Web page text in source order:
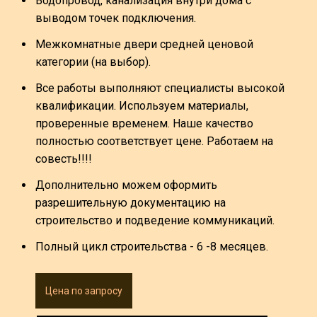
выводом точек подключения.
Межкомнатные двери средней ценовой
категории (на выбор).
Все работы выполняют специалисты высокой
квалификации. Используем материалы,
проверенные временем. Наше качество
полностью соответствует цене. Работаем на
совесть!!!!
Дополнительно можем оформить
разрешительную документацию на
строительство и подведение коммуникаций.
Полный цикл строительства - 6 -8 месяцев.
Цена по запросу